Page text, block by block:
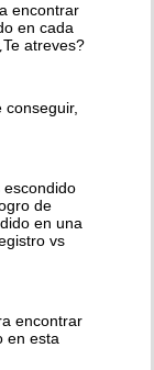
encontrar
en cada
atreves?
conseguir,
escondido
de
en una
vs
encontrar
en esta